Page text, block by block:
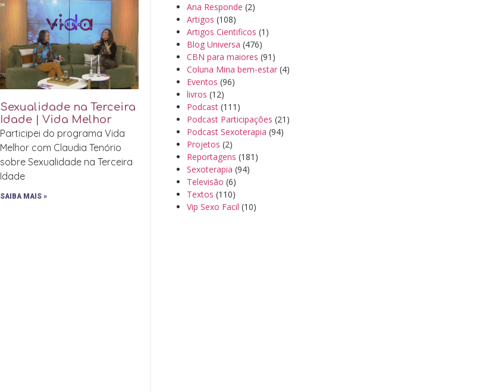
Sexualidade na Terceira
Idade | Vida Melhor
Participei do programa Vida
Melhor com Claudia Tenório
sobre Sexualidade na Terceira
Idade
SAIBA MAIS »
Ana Responde (2)
Artigos (108)
Artigos Cientificos (1)
Blog Universa (476)
CBN para maiores (91)
Coluna Mina bem-estar(4)
Eventos (96)
livros (12)
Podcast(111)
Podcast Participações (21)
Podcast Sexoterapia (94)
Projetos (2)
Reportagens (181)
Sexoterapia (94)
Televisão (6)
Textos (110)
Vip Sexo Facil (10)